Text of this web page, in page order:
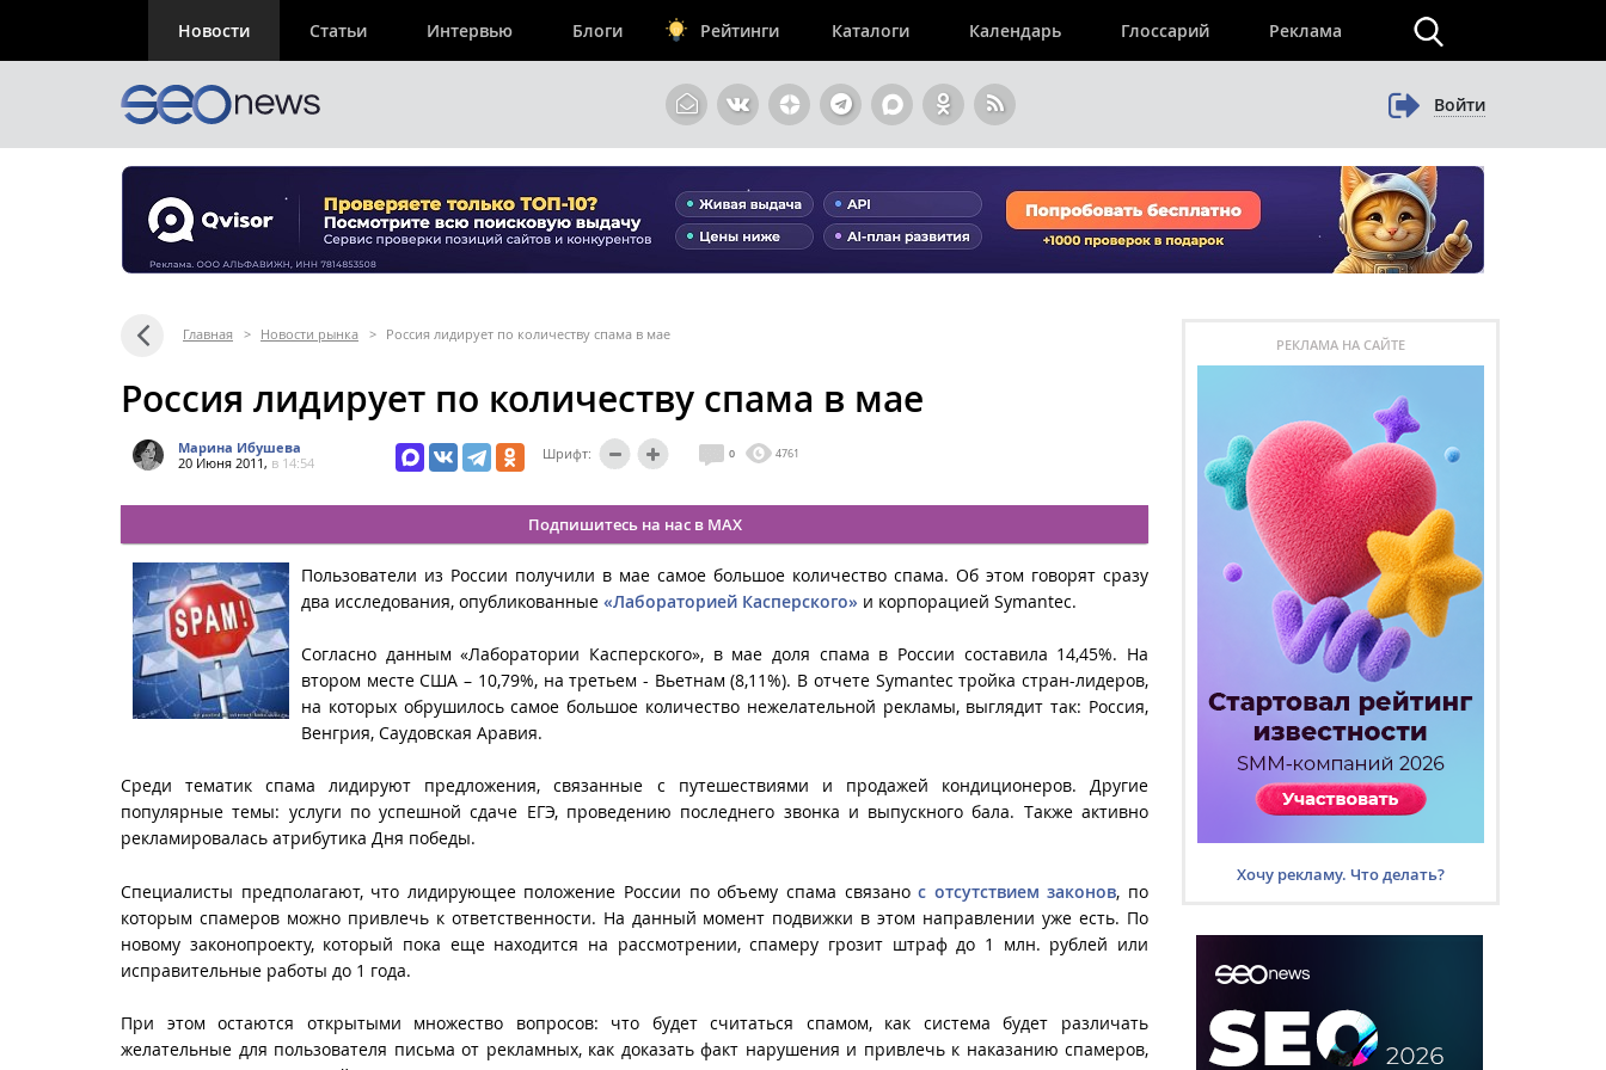
Новости Статьи Интервью Блоги Рейтинги Каталоги Календарь Глоссарий Реклама
Войти
Главная > Новости рынка > Россия лидирует по количеству спама в мае
Россия лидирует по количеству спама в мае
Марина Ибушева
20 Июня 2011, в 14:54
Шрифт: 0 4761
Подпишитесь на нас в MAX
Пользователи из России получили в мае самое большое количество спама. Об этом говорят сразу
два исследования, опубликованные «Лабораторией Касперского» и корпорацией Symantec.
Согласно данным «Лаборатории Касперского», в мае доля спама в России составила 14,45%. На
втором месте США – 10,79%, на третьем - Вьетнам (8,11%). В отчете Symantec тройка стран-лидеров,
на которых обрушилось самое большое количество нежелательной рекламы, выглядит так: Россия,
Венгрия, Саудовская Аравия.
Среди тематик спама лидируют предложения, связанные с путешествиями и продажей кондиционеров. Другие
популярные темы: услуги по успешной сдаче ЕГЭ, проведению последнего звонка и выпускного бала. Также активно
рекламировалась атрибутика Дня победы.
Специалисты предполагают, что лидирующее положение России по объему спама связанос отсутствием законов, по
которым спамеров можно привлечь к ответственности. На данный момент подвижки в этом направлении уже есть. По
новому законопроекту, который пока еще находится на рассмотрении, спамеру грозит штраф до 1 млн. рублей или
исправительные работы до 1 года.
При этом остаются открытыми множество вопросов: что будет считаться спамом, как система будет различать
желательные для пользователя письма от рекламных, как доказать факт нарушения и привлечь к наказанию спамеров,
РЕКЛАМА НА САЙТЕ
Хочу рекламу. Что делать?